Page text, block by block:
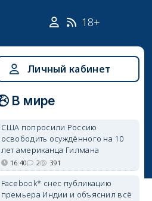
18+
Личный кабинет
В мире
США попросили Россию
освободить осуждённого на 10
лет американца Гилмана
16:40 2 391
Facebook* снёс публикацию
премьера Индии и объяснил всё